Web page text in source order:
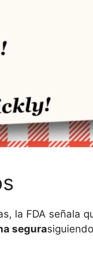
la FDA señala
segura